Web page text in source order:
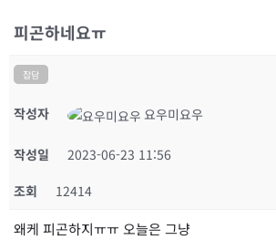
피곤하네요ㅠ
잡담
작성자 요우미요우
작성일
2023-06-23 11:56
조회
12414
왜케 피곤하지ㅠㅠ 오늘은 그냥